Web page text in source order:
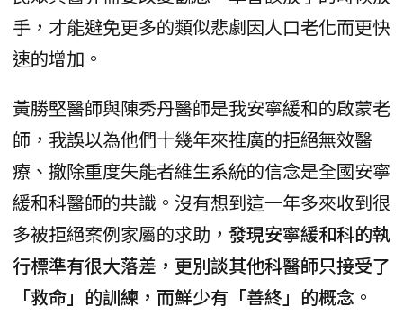
手，才能避免更多的類似悲劇因人口老化而更快
速的增加。
黃勝堅醫師與陳秀丹醫師是我安寧緩和的啟蒙老
師，我誤以為他們十幾年來推廣的拒絕無效醫
療、撤除重度失能者維生系統的信念是全國安寧
緩和科醫師的共識。沒有想到這一年多來收到很
多被拒絕案例家屬的求助， 發現安寧緩和科的執
行標準有很大落差，更別談其他科醫師只接受了
「救命」的訓練，而鮮少有「善終」的概念 。